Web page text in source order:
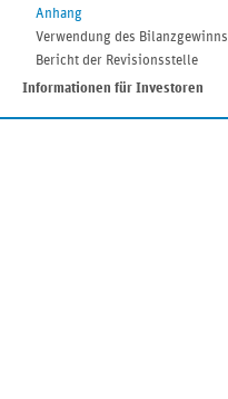
Anhang
Verwendung des Bilanzgewinns
Bericht der Revisionsstelle
Informationen für Investoren